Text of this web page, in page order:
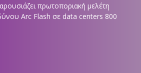
πρωτοποριακή μελέτη
Arc Flash σε data centers 800